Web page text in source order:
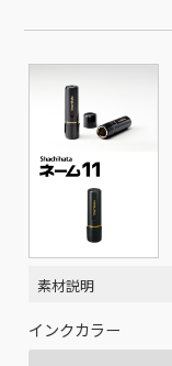
素材説明
インクカラー